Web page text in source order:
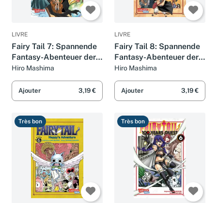
LIVRE
Fairy Tail 7: Spannende
Fantasy-Abenteuer der
berühmtesten
Hiro Mashima
Ajouter 3,19 €
LIVRE
Fairy Tail 8: Spannende
Fantasy-Abenteuer der
berühmtesten
Hiro Mashima
Ajouter 3,19 €
Très bon Très bon